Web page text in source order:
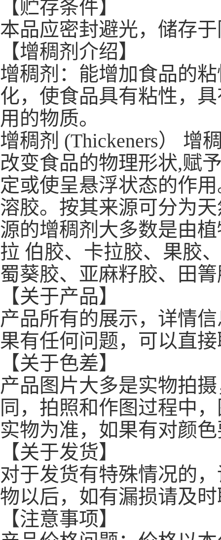
【贮存条件】
本品应密封避光，储存
【增稠剂介绍】
增稠剂：能增加食品的
化，使食品具有粘性，
用的物质。
增稠剂 (Thickeners） 增
改变食品的物理形状,赋
定或使呈悬浮状态的作
溶胶。按其来源可分为
源的增稠剂大多数是由
拉 伯胶、卡拉胶、果胶
蜀葵胶、亚麻籽胶、田
【关于产品】
产品所有的展示，详情
果有任何问题，可以直
【关于色差】
产品图片大多是实物拍
同，拍照和作图过程中
实物为准，如果有对颜
【关于发货】
对于发货有特殊情况的
物以后，如有漏损请及
【注意事项】